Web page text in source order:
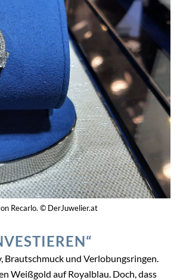
Recarlo. © DerJuwelier.at
Brautschmuck und Verlobungsringen.
Weißgold auf Royalblau. Doch, dass